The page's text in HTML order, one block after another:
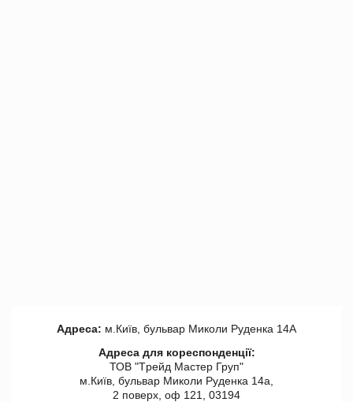
Адреса: м.Київ, бульвар Миколи Руденка 14А
Адреса для кореспонденції:
ТОВ "Tрейд Мастер Груп"
м.Київ, бульвар Миколи Руденка 14а,
2 поверх, оф 121, 03194